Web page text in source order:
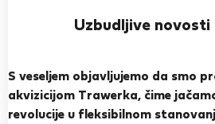
Uzbudljive novosti
S veseljem objavljujemo da smo
akvizicijom Trawerka, čime
revolucije u fleksibilnom
Aliz F.
Heroj susjedstva
Budimpešta